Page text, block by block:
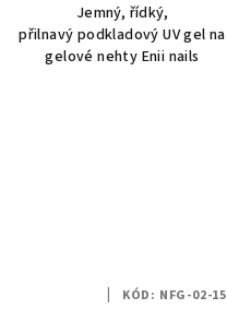
Jemný, řídký,
přilnavý podkladový UV gel na
gelové nehty Enii nails
KÓD: NFG-02-15